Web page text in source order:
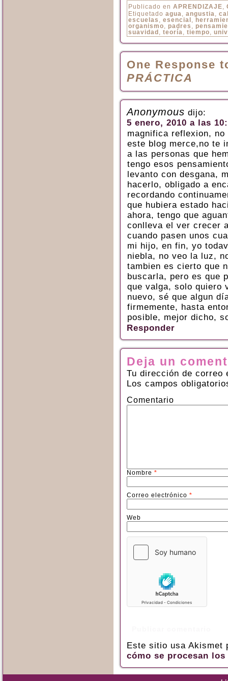
Publicado en APRENDIZAJE,
Etiquetado agua, angustia,
escuelas , esencial ,
organismo, padres ,
suavidad , teoría, tiempo,
One Response
PRÁCTICA
Anonymous dijo:
5 enero, 2010 a las
magnifica reflexion,
este blog merce,no te
a las personas que
tengo esos
levanto con desgana,
hacerlo, obligado a
recordando
que hubiera estado
ahora, tengo que
conlleva el ver crecer
cuando pasen unos
mi hijo, en fin, yo
niebla, no veo la luz,
tambien es cierto que
buscarla, pero es que
que valga, solo quiero
nuevo, sé que algun
firmemente, hasta
posible, mejor dicho,
Responder
Deja un
Tu dirección de correo
Los campos
Comentario
Nombre *
Correo electrónico *
Web
Este sitio usa
cómo se procesan